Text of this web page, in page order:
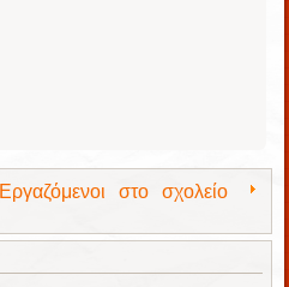
Εργαζόμενοι στο σχολείο